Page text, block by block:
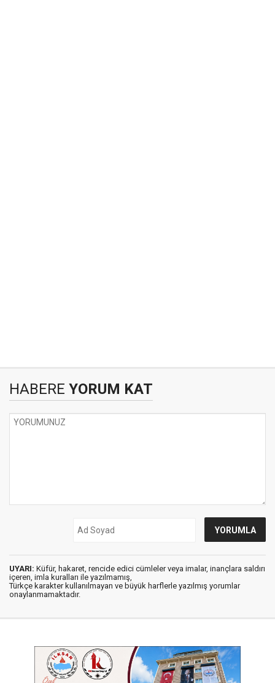
HABERE YORUM KAT
UYARI: Küfür, hakaret, rencide edici cümleler veya imalar, inançlara saldırı
içeren, imla kuralları ile yazılmamış,
Türkçe karakter kullanılmayan ve büyük harflerle yazılmış yorumlar
onaylanmamaktadır.